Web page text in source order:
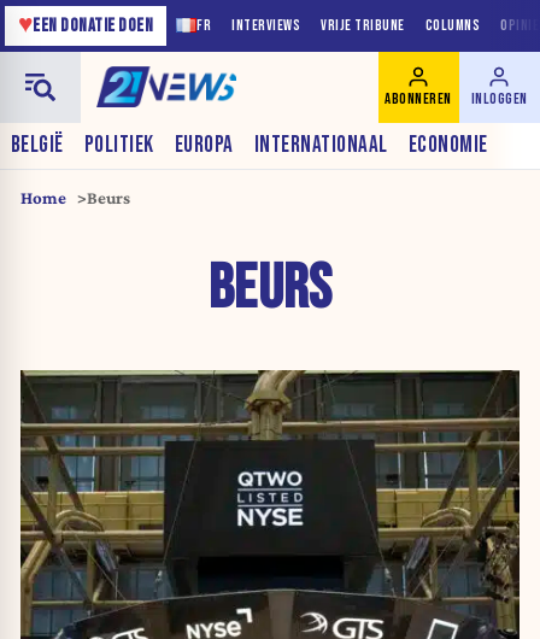
FR INTERVIEWS VRIJE TRIBUNE COLUMNS
♥EEN DONATIE DOEN
BELGIË POLITIEK EUROPA INTERNATIONAAL ECONOMIE
ABONNEREN INLOGGEN
Home Beurs
BEURS